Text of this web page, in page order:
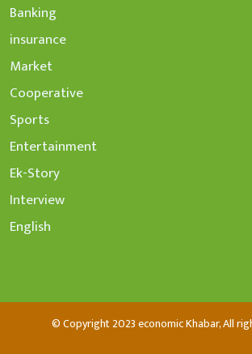
Banking
insurance
Market
Cooperative
Sports
Entertainment
Ek-Story
Interview
English
© Copyright 2023 economic Khabar, All